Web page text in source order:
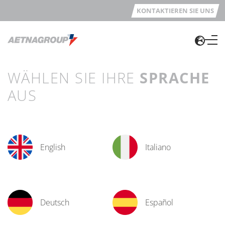
KONTAKTIEREN SIE UNS
WÄHLEN SIE IHRE SPRACHE
AUS
English Italiano
Deutsch Español